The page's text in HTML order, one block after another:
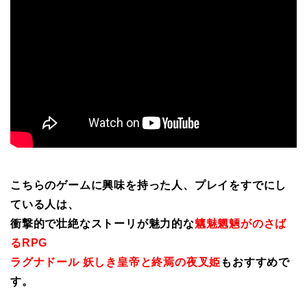
こちらのゲームに興味を持った人、プレイをすでにし
ている人は、
衝撃的で壮絶なストーリが魅力的な魑魅魍魎がのさば
るRPG
ラグナドール 妖しき皇帝と終焉の夜叉姫 もおすすめで
す。